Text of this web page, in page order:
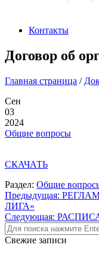
Контакты
Договор об
Главная страница /
Сен
03
2024
Общие вопросы
СКАЧАТЬ
Раздел: Общие
Навигация
по
записям
Предыдущая:
ЛИГА»
Следующая:
Свежие записи